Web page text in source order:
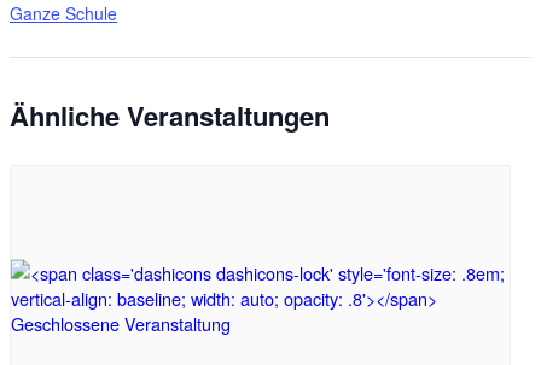
Ganze Schule
Ähnliche Veranstaltungen